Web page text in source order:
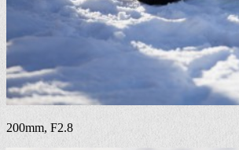
200mm, F2.8